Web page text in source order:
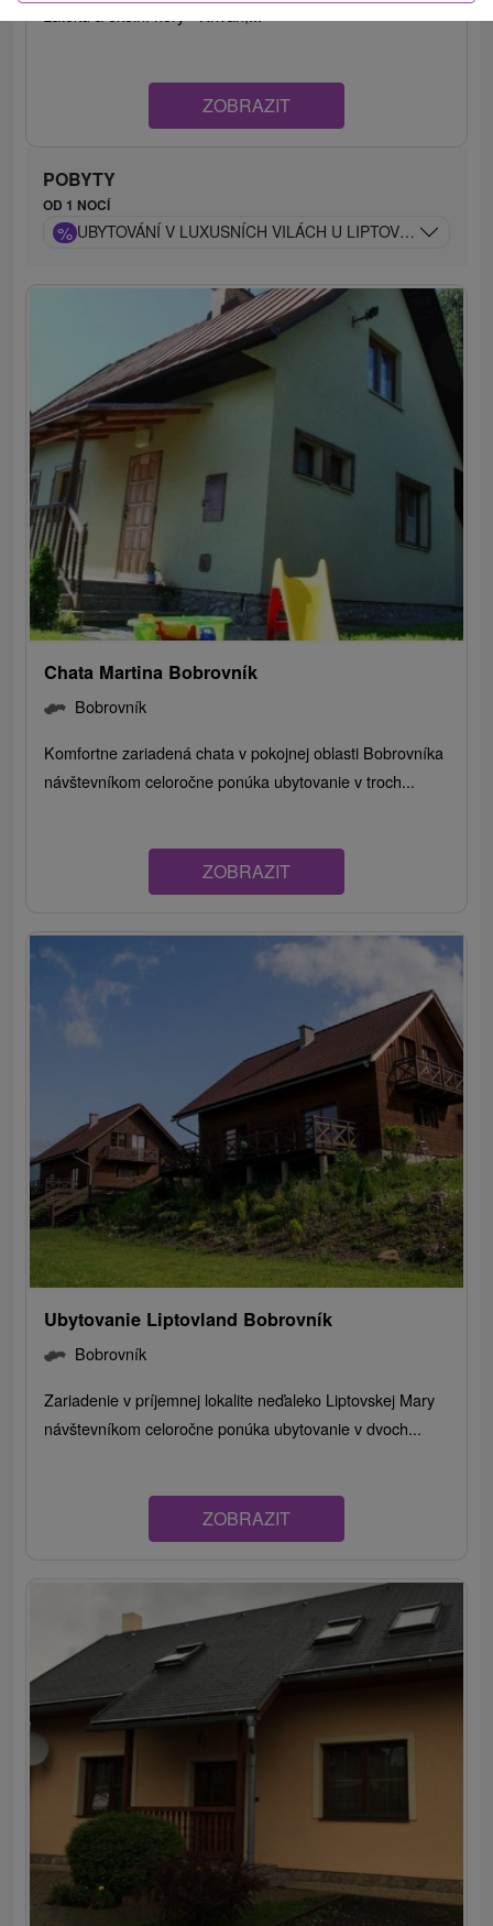
ZOBRAZIT
POBYTY
OD 1 NOCÍ
% UBYTOVÁNÍ V LUXUSNÍCH VILÁCH U LIPTOVSKÉ MARY
Chata Martina Bobrovník
Bobrovník
Komfortne zariadená chata v pokojnej oblasti Bobrovníka
návštevníkom celoročne ponúka ubytovanie v troch...
ZOBRAZIT
Ubytovanie Liptovland Bobrovník
Bobrovník
Zariadenie v príjemnej lokalite neďaleko Liptovskej Mary
návštevníkom celoročne ponúka ubytovanie v dvoch...
ZOBRAZIT